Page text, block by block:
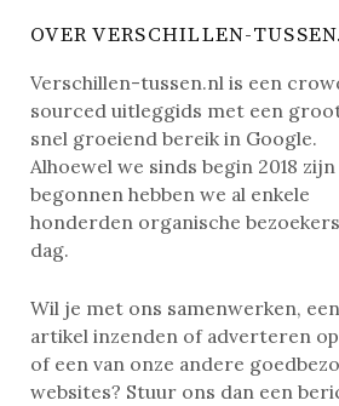
OVER VERSCHILLEN-
Verschillen-tussen.nl is een
sourced uitleggids met een
snel groeiend bereik in Google.
Alhoewel we sinds begin 2018 zijn
begonnen hebben we al enkele
honderden organische
dag.
Wil je met ons samenwerken, een
artikel inzenden of adverteren
of een van onze andere
websites? Stuur ons dan een